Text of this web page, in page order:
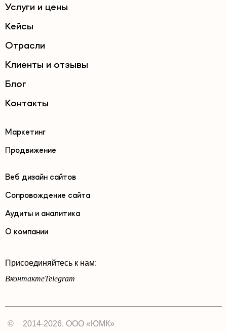
Маркетинг
Продвижение
Веб дизайн сайтов
Сопровождение сайта
Аудиты и аналитика
О компании
Присоединяйтесь к нам:
ВконтактеTelegram
Услуги и цены
Кейсы
Отрасли
Клиенты и отзывы
Блог
Контакты
© 2014-2026. ООО «ЮМК»